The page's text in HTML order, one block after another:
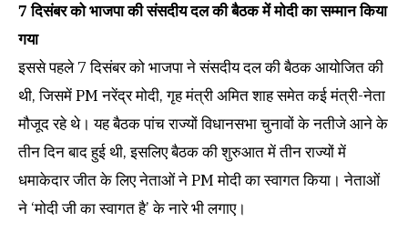
7 दिसंबर को भाजपा की संसदीय दल की बैठक में मोदी का सम्मान किया
गया
इससे पहले 7 दिसंबर को भाजपा ने संसदीय दल की बैठक आयोजित की
थी, जिसमें PM नरेंद्र मोदी, गृह मंत्री अमित शाह समेत कई मंत्री-नेता
मौजूद रहे थे। यह बैठक पांच राज्यों विधानसभा चुनावों के नतीजे आने के
तीन दिन बाद हुई थी, इसलिए बैठक की शुरुआत में तीन राज्यों में
धमाकेदार जीत के लिए नेताओं ने PM मोदी का स्वागत किया। नेताओं
ने ‘मोदी जी का स्वागत है’ के नारे भी लगाए।